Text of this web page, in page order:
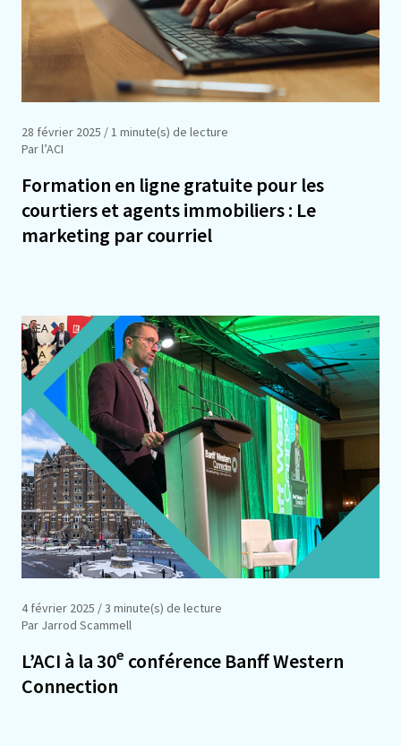
28 février 2025 / 1 minute(s) de lecture
Par l’ACI
Formation en ligne gratuite pour les
courtiers et agents immobiliers : Le
marketing par courriel
4 février 2025 / 3 minute(s) de lecture
Par Jarrod Scammell
L’ACI à la 30e conférence Banff Western
Connection